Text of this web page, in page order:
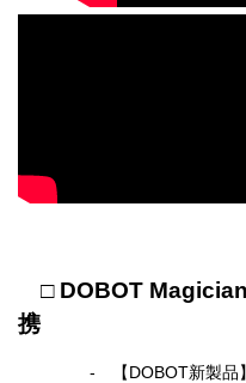
□DOBOT
携
- 【DOBOT新製品